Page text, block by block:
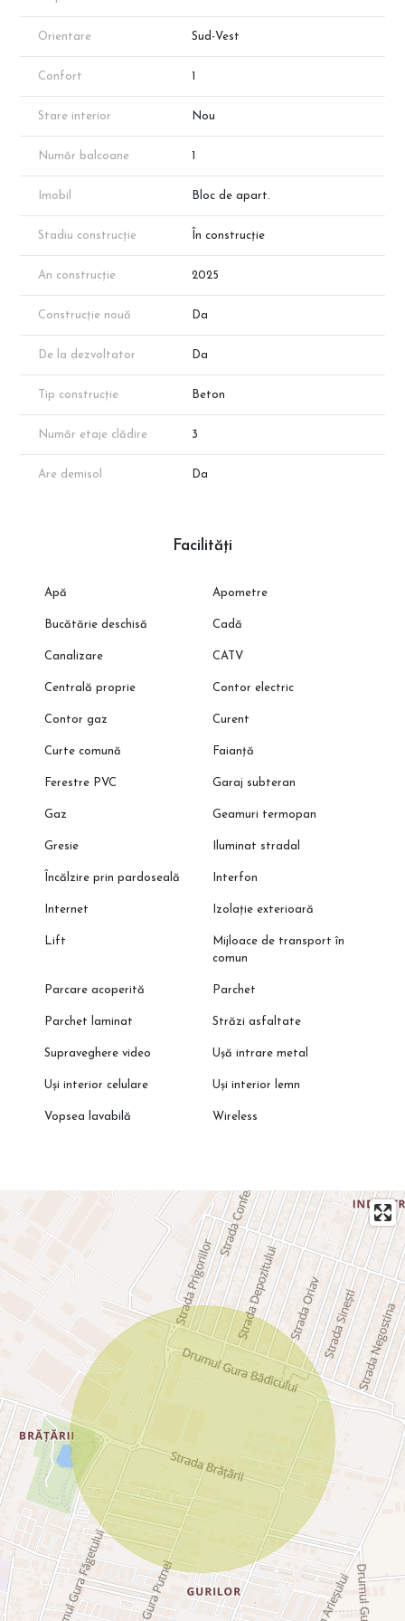
dezvoltatorului!
Orientare Sud-Vest
Confort
Stare interior Nou
Număr balcoane
Imobil Bloc de apart.
Stadiu construcție În construcție
An construcție 2025
Construcție nouă Da
De la dezvoltator Da
Tip construcție Beton
Număr etaje clădire 3
Are demisol Da
Facilități
Apă Apometre
Bucătărie deschisă Cadă
Canalizare CATV
Centrală proprie Contor electric
Contor gaz Curent
Curte comună Faianță
Ferestre PVC Garaj subteran
Gaz Geamuri termopan
Gresie Iluminat stradal
Încălzire prin pardoseală Interfon
Internet Izolație exterioară
Lift
Mijloace de transport în
comun
Parcare acoperită Parchet
Parchet laminat Străzi asfaltate
Supraveghere video Ușă intrare metal
Uși interior celulare Uși interior lemn
Vopsea lavabilă Wireless